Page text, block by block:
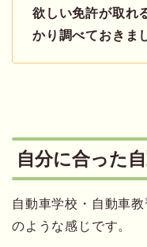
欲しい免許が取れ
かり調べておきま
自分に合った
自動車学校・自動車
のような感じです。